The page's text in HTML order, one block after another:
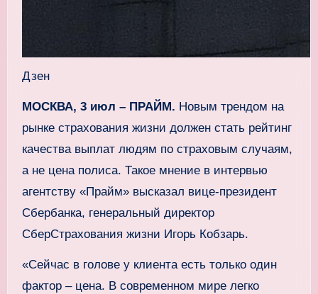
Дзен
МОСКВА, 3 июл – ПРАЙМ. Новым трендом на
рынке страхования жизни должен стать рейтинг
качества выплат людям по страховым случаям,
а не цена полиса. Такое мнение в интервью
агентству «Прайм» высказал вице-президент
Сбербанка, генеральный директор
СберСтрахования жизни Игорь Кобзарь.
«Сейчас в голове у клиента есть только один
фактор – цена. В современном мире легко